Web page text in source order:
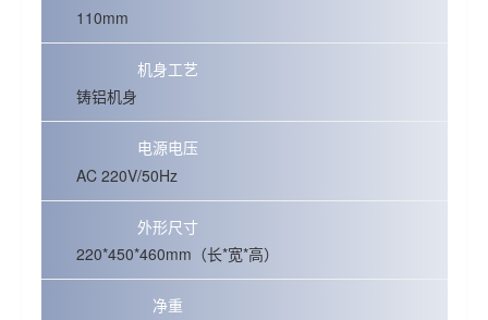
110mm
机身工艺
铸铝机身
电源电压
AC 220V/50Hz
外形尺寸
220*450*460mm（长*宽*高）
净重